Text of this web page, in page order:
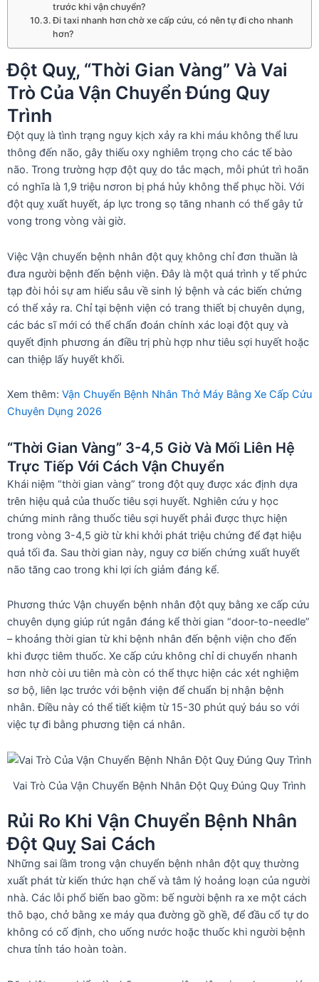
trước khi vận chuyển?
Đi taxi nhanh hơn chờ xe cấp cứu, có nên tự đi cho nhanh
hơn?
Đột Quỵ, “Thời Gian Vàng” Và Vai
Trò Của Vận Chuyển Đúng Quy
Trình
Đột quỵ là tình trạng nguy kịch xảy ra khi máu không thể lưu
thông đến não, gây thiếu oxy nghiêm trọng cho các tế bào
não. Trong trường hợp đột quỵ do tắc mạch, mỗi phút trì hoãn
có nghĩa là 1,9 triệu nơron bị phá hủy không thể phục hồi. Với
đột quỵ xuất huyết, áp lực trong sọ tăng nhanh có thể gây tử
vong trong vòng vài giờ.
Việc Vận chuyển bệnh nhân đột quỵ không chỉ đơn thuần là
đưa người bệnh đến bệnh viện. Đây là một quá trình y tế phức
tạp đòi hỏi sự am hiểu sâu về sinh lý bệnh và các biến chứng
có thể xảy ra. Chỉ tại bệnh viện có trang thiết bị chuyên dụng,
các bác sĩ mới có thể chẩn đoán chính xác loại đột quỵ và
quyết định phương án điều trị phù hợp như tiêu sợi huyết hoặc
can thiệp lấy huyết khối.
Xem thêm: Vận Chuyển Bệnh Nhân Thở Máy Bằng Xe Cấp Cứu
Chuyên Dụng 2026
“Thời Gian Vàng” 3-4,5 Giờ Và Mối Liên Hệ
Trực Tiếp Với Cách Vận Chuyển
Khái niệm “thời gian vàng” trong đột quỵ được xác định dựa
trên hiệu quả của thuốc tiêu sợi huyết. Nghiên cứu y học
chứng minh rằng thuốc tiêu sợi huyết phải được thực hiện
trong vòng 3-4,5 giờ từ khi khởi phát triệu chứng để đạt hiệu
quả tối đa. Sau thời gian này, nguy cơ biến chứng xuất huyết
não tăng cao trong khi lợi ích giảm đáng kể.
Phương thức Vận chuyển bệnh nhân đột quỵ bằng xe cấp cứu
chuyên dụng giúp rút ngắn đáng kể thời gian “door-to-needle”
– khoảng thời gian từ khi bệnh nhân đến bệnh viện cho đến
khi được tiêm thuốc. Xe cấp cứu không chỉ di chuyển nhanh
hơn nhờ còi ưu tiên mà còn có thể thực hiện các xét nghiệm
sơ bộ, liên lạc trước với bệnh viện để chuẩn bị nhận bệnh
nhân. Điều này có thể tiết kiệm từ 15-30 phút quý báu so với
việc tự đi bằng phương tiện cá nhân.
Vai Trò Của Vận Chuyển Bệnh Nhân Đột Quỵ Đúng Quy Trình
Rủi Ro Khi Vận Chuyển Bệnh Nhân
Đột Quỵ Sai Cách
Những sai lầm trong vận chuyển bệnh nhân đột quỵ thường
xuất phát từ kiến thức hạn chế và tâm lý hoảng loạn của người
nhà. Các lỗi phổ biến bao gồm: bế người bệnh ra xe một cách
thô bạo, chở bằng xe máy qua đường gồ ghề, để đầu cổ tự do
không có cố định, cho uống nước hoặc thuốc khi người bệnh
chưa tỉnh táo hoàn toàn.